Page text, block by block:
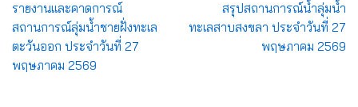
รายงานและคาดการณ์
สถานการณ์ลุ่มน้ำชายฝั่งทะเล
ตะวันออก ประจำวันที่ 27
พฤษภาคม 2569
สรุปสถานการณ์น้ำลุ่มน้ำ
ทะเลสาบสงขลา ประจำวันที่ 27
พฤษภาคม 2569